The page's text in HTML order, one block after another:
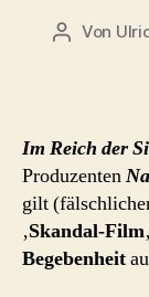
Von
Im Reich der
Produzenten
gilt
‚Skandal-Film
Begebenheit